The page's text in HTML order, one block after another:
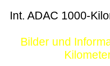
Int. ADAC 1000-
Bilder und